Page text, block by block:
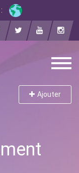
Ajouter